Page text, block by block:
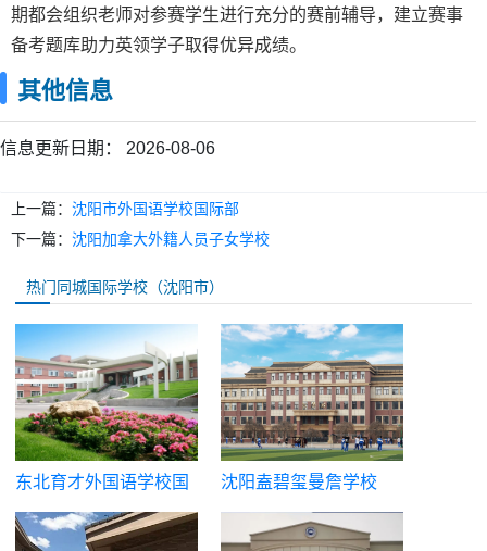
【艺术班简介】
为有艺术方向留学计划的学生提供国际化的学习环境,通过
对语言、文化、创意思维、艺术创作能力等全方位的培养，
帮助学生成功进入英国、美国、加拿大和澳洲等国家的一流
艺术院校学习，实现艺术留学梦想。
期都会组织老师对参赛学生进行充分的赛前辅导，建立赛事
备考题库助力英领学子取得优异成绩。
其他信息
信息更新日期： 2026-08-06
上一篇： 沈阳市外国语学校国际部
下一篇： 沈阳加拿大外籍人员子女学校
热门同城国际学校（沈阳市）
东北育才外国语学校国
际部
沈阳盍碧玺曼詹学校